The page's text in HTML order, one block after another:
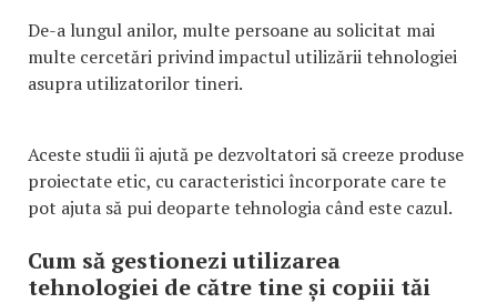
De-a lungul anilor, multe persoane au solicitat mai
multe cercetări privind impactul utilizării tehnologiei
asupra utilizatorilor tineri.
Aceste studii îi ajută pe dezvoltatori să creeze produse
proiectate etic, cu caracteristici încorporate care te
pot ajuta să pui deoparte tehnologia când este cazul.
Cum să gestionezi utilizarea
tehnologiei de către tine și copiii tăi